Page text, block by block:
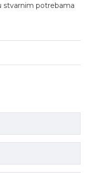
stvarnim potrebama